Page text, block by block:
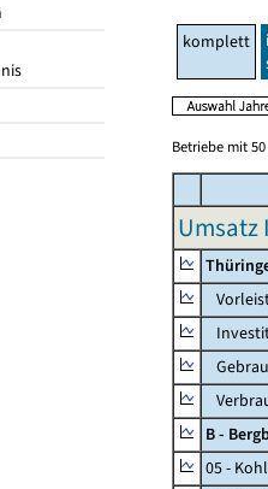
komplett
Betriebe mit
Umsatz
B -
05 -